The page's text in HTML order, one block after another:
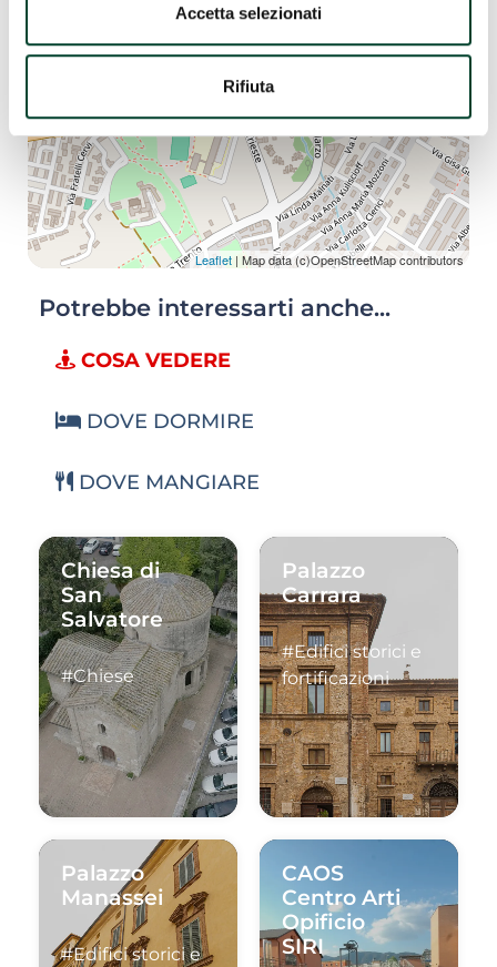
Accetta selezionati
Rifiuta
Leaflet | Map data (c)OpenStreetMap contributors
Potrebbe interessarti anche...
COSA VEDERE
DOVE DORMIRE
DOVE MANGIARE
Chiesa di
San
Salvatore
#Chiese
Palazzo
Carrara
#Edifici storici e
fortificazioni
Palazzo
Manassei
#Edifici storici e
CAOS
Centro Arti
Opificio
SIRI